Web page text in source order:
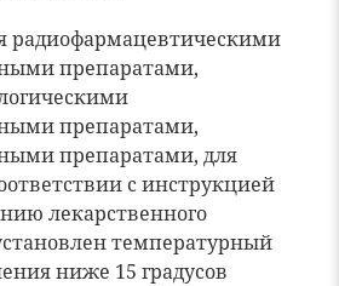
радиофармацевтическими
препаратами,
препаратами,
препаратами, для
с инструкцией
лекарственного
температурный
ниже 15 градусов